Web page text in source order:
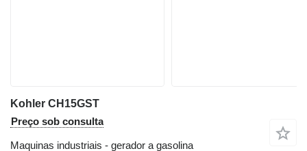
Kohler CH15GST
Preço sob consulta
Maquinas industriais - gerador a gasolina